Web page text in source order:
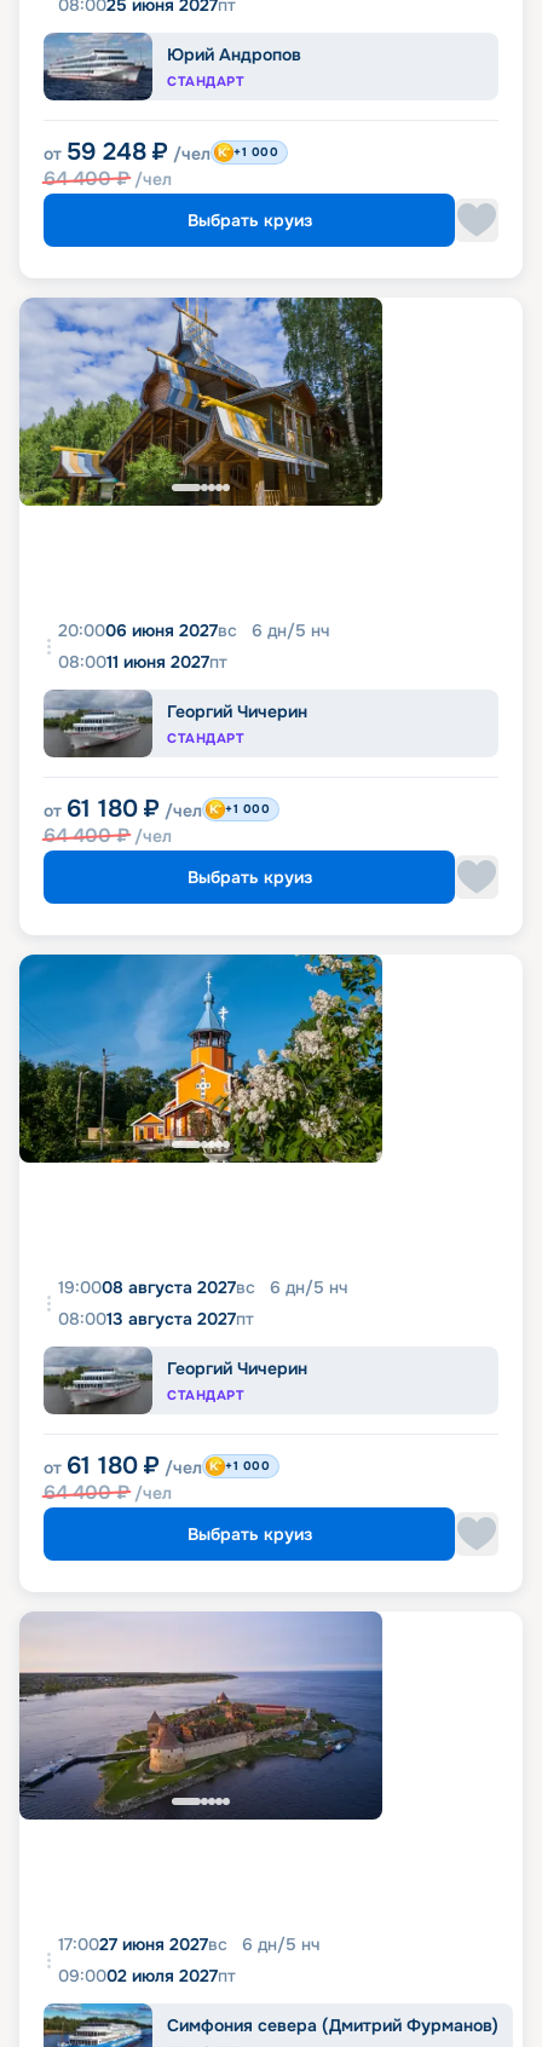
08:0025 июня 2027пт
Юрий Андропов
СТАНДАРТ
от 59 248 ₽ /чел
64 400₽ /чел
+1 000
Выбрать круиз
20:0006 июня 2027вс 6 дн/5 нч
08:0011 июня 2027пт
Георгий Чичерин
СТАНДАРТ
от 61 180 ₽ /чел
64 400₽ /чел
+1 000
Выбрать круиз
19:0008 августа 2027вс 6 дн/5 нч
08:0013 августа 2027пт
Георгий Чичерин
СТАНДАРТ
от 61 180 ₽ /чел
64 400₽ /чел
+1 000
Выбрать круиз
17:0027 июня 2027вс 6 дн/5 нч
09:0002 июля 2027пт
Симфония севера (Дмитрий Фурманов)